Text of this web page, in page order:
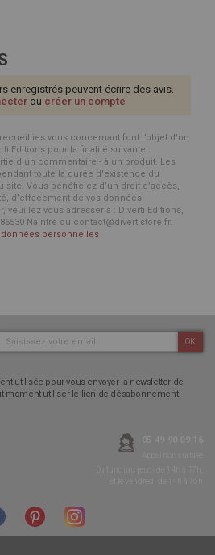
enregistrés peuvent écrire des avis.
ou créer un compte
vous concernant font l’objet d’un
Editions pour la finalité suivante :
d'un commentaire - à un produit. Les
toute la durée d'existence du
Vous bénéficiez d’un droit d’accès,
d’effacement de vos données
veuillez vous adresser à : Diverti Editions,
Naintré ou contact@divertistore.fr.
personnelles
OK
utilisée pour vous envoyer la newsletter de
moment utiliser le lien de désabonnement